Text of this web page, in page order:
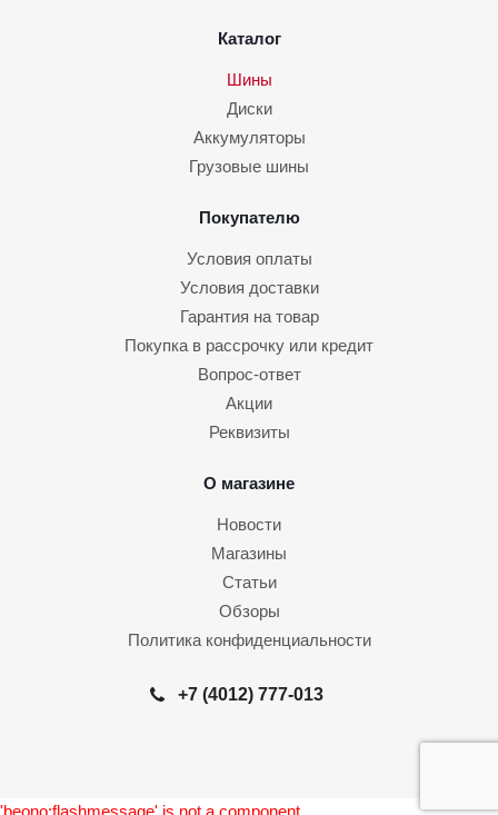
Каталог
Шины
Диски
Аккумуляторы
Грузовые шины
Покупателю
Условия оплаты
Условия доставки
Гарантия на товар
Покупка в рассрочку или кредит
Вопрос-ответ
Акции
Реквизиты
О магазине
Новости
Магазины
Статьи
Обзоры
Политика конфиденциальности
+7 (4012) 777-013
'beono:flashmessage' is not a component